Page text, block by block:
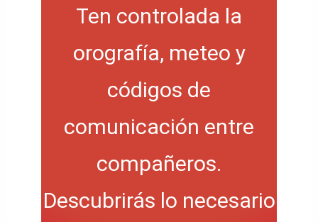
Ten controlada la
orografía, meteo y
códigos de
comunicación entre
compañeros.
Descubrirás lo necesario